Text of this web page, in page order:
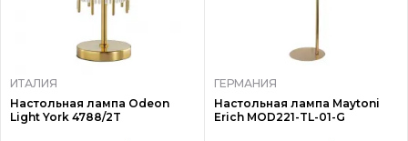
ИТАЛИЯ
Настольная лампа Odeon
Light York 4788/2T
ГЕРМАНИЯ
Настольная лампа Maytoni
Erich MOD221-TL-01-G